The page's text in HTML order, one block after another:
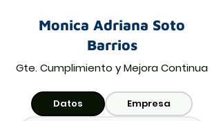
Monica Adriana Soto
Barrios
Gte. Cumplimiento y Mejora Continua
Datos Empresa